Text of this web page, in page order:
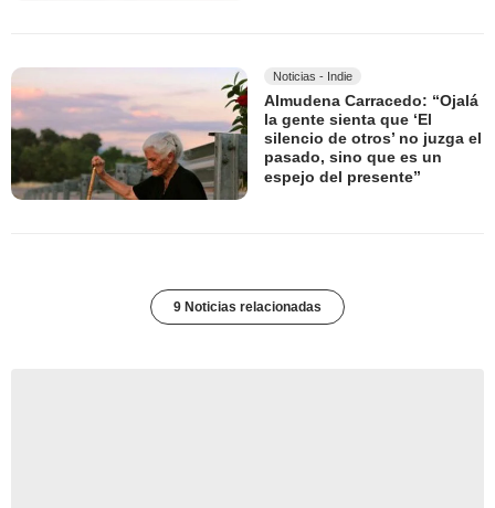
Noticias - Indie
Almudena Carracedo: “Ojalá
la gente sienta que ‘El
silencio de otros’ no juzga el
pasado, sino que es un
espejo del presente”
9 Noticias relacionadas